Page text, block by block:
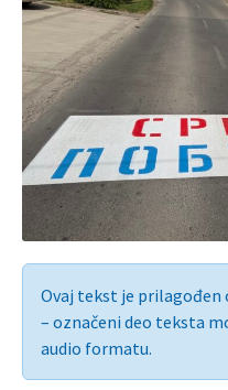
Ovaj tekst je prilagođen
– označeni deo teksta
audio formatu.